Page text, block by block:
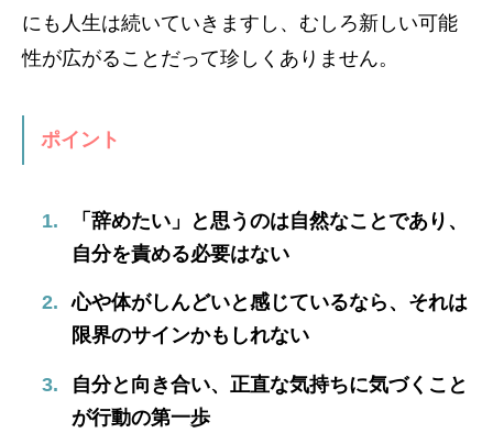
にも人生は続いていきますし、むしろ新しい可能
性が広がることだって珍しくありません。
ポイント
「辞めたい」と思うのは自然なことであり、
自分を責める必要はない
心や体がしんどいと感じているなら、それは
限界のサインかもしれない
自分と向き合い、正直な気持ちに気づくこと
が行動の第一歩